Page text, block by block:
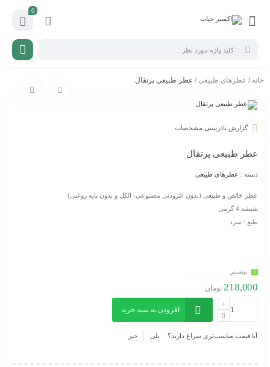
0
خانه / عطرهای طبیعی / عطر طبیعی پرتقال
گزارش نادرستی مشخصات
عطر طبیعی پرتقال
دسته : عطرهای طبیعی
عطر خالص و طبیعی (بدون افزودنی مصنوعی، الکل و بدون پایه روغنی)
شیشه 4 گرمی
طبع : سرد
بیشـتر
218,000 تومان
افزودن به سبد خرید
آیا قیمت مناسب‌تری سراغ دارید؟ بلی خیر